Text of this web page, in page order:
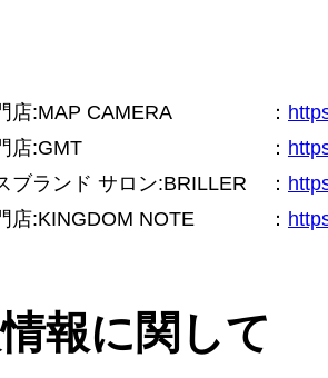
店:MAP CAMERA ：
店:GMT
：
ブランド サロン:BRILLER
：
店:KINGDOM NOTE
：
報に関して